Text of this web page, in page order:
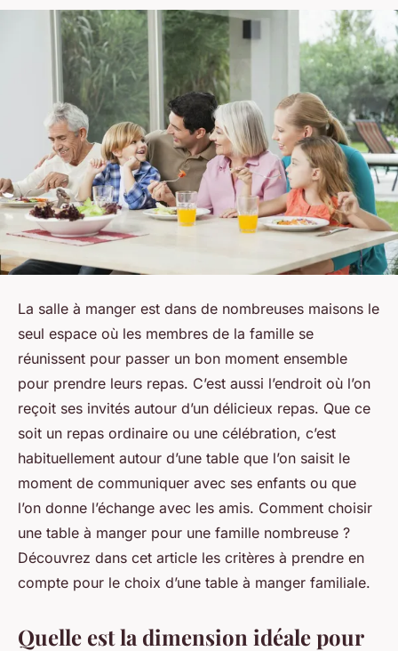
La salle à manger est dans de nombreuses maisons le
seul espace où les membres de la famille se
réunissent pour passer un bon moment ensemble
pour prendre leurs repas. C’est aussi l’endroit où l’on
reçoit ses invités autour d’un délicieux repas. Que ce
soit un repas ordinaire ou une célébration, c’est
habituellement autour d’une table que l’on saisit le
moment de communiquer avec ses enfants ou que
l’on donne l’échange avec les amis. Comment choisir
une table à manger pour une famille nombreuse ?
Découvrez dans cet article les critères à prendre en
compte pour le choix d’une table à manger familiale.
Quelle est la dimension idéale pour